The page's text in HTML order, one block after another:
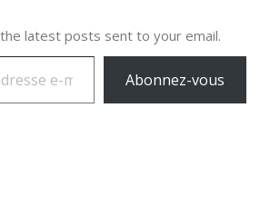
latest posts sent to your email.
Abonnez-vous